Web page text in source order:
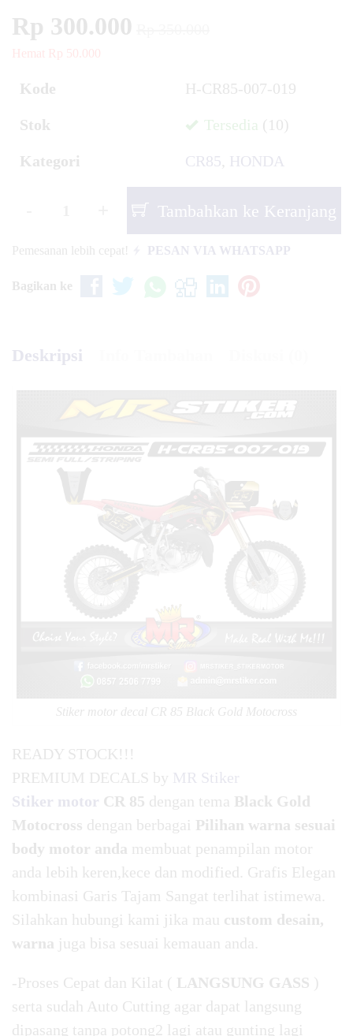
Rp 300.000
Hemat Rp 50.000
Kode H-CR85-007-019
Stok Tersedia (10)
Kategori CR85, HONDA
Tambahkan ke Keranjang
Pemesanan lebih cepat! PESAN VIA WHATSAPP
Bagikan ke
Deskripsi
Stiker motor decal CR 85 Black Gold Motocross
READY STOCK!!!
PREMIUM DECALS by MR Stiker
Stiker motor CR 85 dengan tema Black Gold
Motocross dengan berbagai Pilihan warna sesuai
body motor anda membuat penampilan motor
anda lebih keren,kece dan modified. Grafis Elegan
kombinasi Garis Tajam Sangat terlihat istimewa.
Silahkan hubungi kami jika mau custom desain,
warna juga bisa sesuai kemauan anda.
-Proses Cepat dan Kilat ( LANGSUNG GASS )
serta sudah Auto Cutting agar dapat langsung
dipasang tanpa potong2 lagi atau gunting lagi